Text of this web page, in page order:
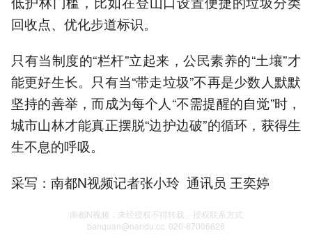
回收点、优化步道标识。
只有当制度的“栏杆”立起来，公民素养的“土壤”才
能更好生长。只有当“带走垃圾”不再是少数人默默
坚持的善举，而成为每个人“不需提醒的自觉”时，
城市山林才能真正摆脱“边护边破”的循环，获得生
生不息的呼吸。
采写：南都N视频记者张小玲 通讯员 王奕婷
南都N视频，未经授权不得转载、授权联系方式
banquan@nandu.cc. 020-87006626